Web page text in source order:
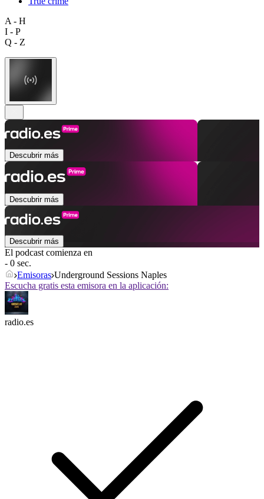
A - H
I - P
Q - Z
Descubrir más
Descubrir más
Descubrir más
El podcast comienza en
- 0 sec.
Emisoras Underground Sessions Naples
Escucha gratis esta emisora en la aplicación:
radio.es